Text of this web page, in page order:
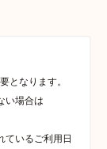
となります。
い場合は
ているご利用日